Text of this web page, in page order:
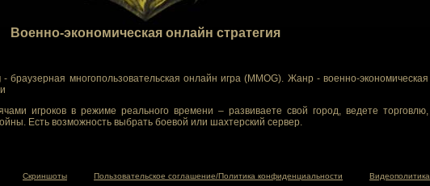
Военно-экономическая онлайн стратегия
- браузерная многопользовательская онлайн игра (MMOG). Жанр - военно-экономическая
игроков в режиме реального времени – развиваете свой город, ведете торговлю,
Есть возможность выбрать боевой или шахтерский сервер.
Скриншоты Пользовательское соглашение/Политика конфиденциальности Видеополитика